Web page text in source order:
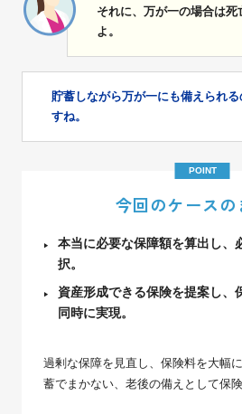
それに、万が一の場合は死
よ。
貯蓄しながら万が一にも備えられ
すね。
POINT
今回のケースの
本当に必要な保障額を算出し、
択。
資産形成できる保険を提案し、
同時に実現。
過剰な保障を見直し、保険料を大幅に
蓄でまかない、老後の備えとして保険